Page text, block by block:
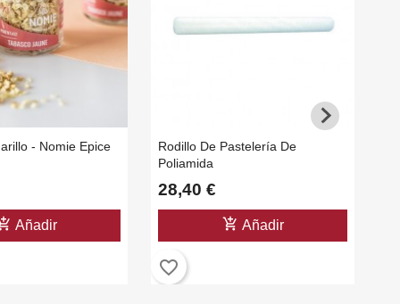
- Nomie Epice
Añadir
Rodillo De Pastelería De
Poliamida
28,40 €
add_shopping_cart Añadir
favorite_border